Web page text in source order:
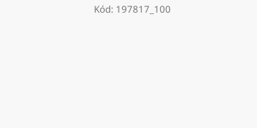
Kód: 197817_100